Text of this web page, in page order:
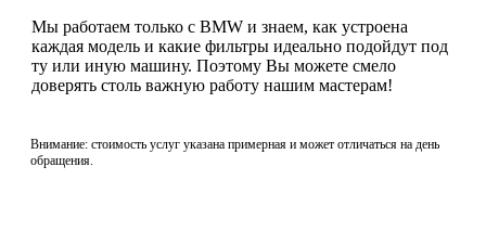
Мы работаем только с BMW и знаем, как устроена
каждая модель и какие фильтры идеально подойдут под
ту или иную машину. Поэтому Вы можете смело
доверять столь важную работу нашим мастерам!
Внимание: стоимость услуг указана примерная и может отличаться на день
обращения.